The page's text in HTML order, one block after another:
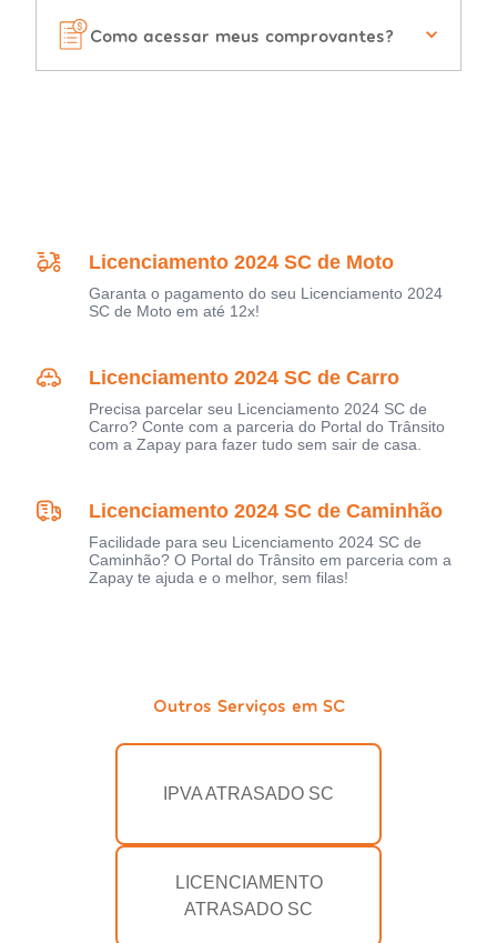
Como acessar meus comprovantes?
Licenciamento 2024 SC de Moto
Garanta o pagamento do seu Licenciamento 2024
SC de Moto em até 12x!
Licenciamento 2024 SC de Carro
Precisa parcelar seu Licenciamento 2024 SC de
Carro? Conte com a parceria do Portal do Trânsito
com a Zapay para fazer tudo sem sair de casa.
Licenciamento 2024 SC de Caminhão
Facilidade para seu Licenciamento 2024 SC de
Caminhão? O Portal do Trânsito em parceria com a
Zapay te ajuda e o melhor, sem filas!
Outros Serviços em SC
IPVA ATRASADO SC
LICENCIAMENTO
ATRASADO SC